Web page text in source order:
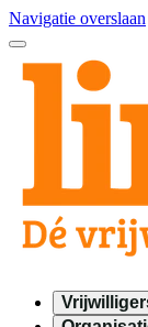
Navigatie overslaan